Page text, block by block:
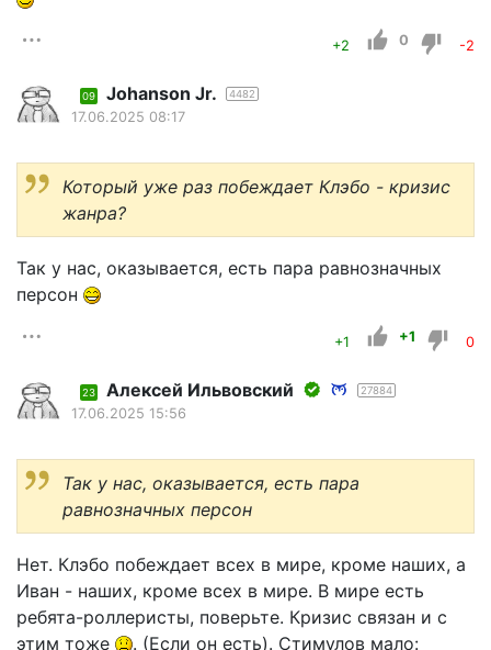
+2 0 -2
09 Johanson Jr. 4482
17.06.2025 08:17
Который уже раз побеждает Клэбо - кризис
жанра?
Так у нас, оказывается, есть пара равнозначных
персон
+1 +1 0
23 Алексей Ильвовский 27884
17.06.2025 15:56
Так у нас, оказывается, есть пара
равнозначных персон
Нет. Клэбо побеждает всех в мире, кроме наших, а
Иван - наших, кроме всех в мире. В мире есть
ребята-роллеристы, поверьте. Кризис связан и с
этим тоже
. (Если он есть). Стимулов мало: